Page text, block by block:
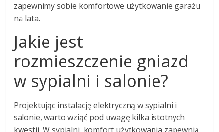
zapewnimy sobie komfortowe użytkowanie garażu
na lata.
Jakie jest
rozmieszczenie gniazd
w sypialni i salonie?
Projektując instalację elektryczną w sypialni i
salonie, warto wziąć pod uwagę kilka istotnych
kwestii. W sypialni, komfort użytkowania zapewnią